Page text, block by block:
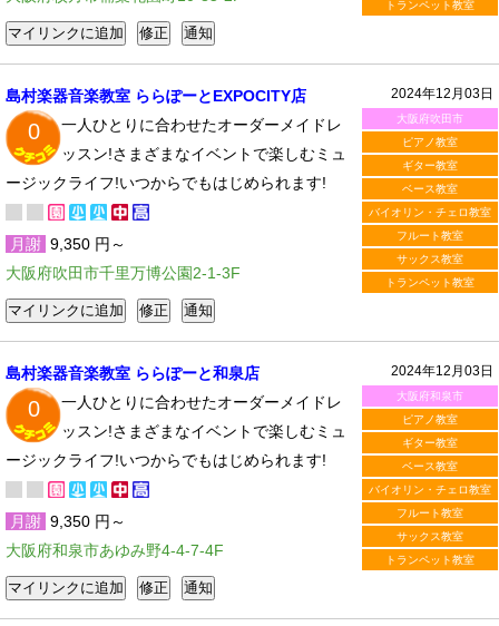
トランペット教室
2024年12月03日
大阪府吹田市
ピアノ教室
ギター教室
ベース教室
バイオリン・チェロ教室
フルート教室
サックス教室
トランペット教室
島村楽器音楽教室 ららぽーとEXPOCITY店
0
一人ひとりに合わせたオーダーメイドレ
ッスン!さまざまなイベントで楽しむミュ
ージックライフ!いつからでもはじめられます!
月謝 9,350 円～
大阪府吹田市千里万博公園2-1-3F
2024年12月03日
大阪府和泉市
ピアノ教室
ギター教室
ベース教室
バイオリン・チェロ教室
フルート教室
サックス教室
トランペット教室
島村楽器音楽教室 ららぽーと和泉店
0
一人ひとりに合わせたオーダーメイドレ
ッスン!さまざまなイベントで楽しむミュ
ージックライフ!いつからでもはじめられます!
月謝 9,350 円～
大阪府和泉市あゆみ野4-4-7-4F